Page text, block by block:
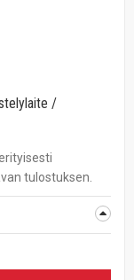
/
tulostuksen.